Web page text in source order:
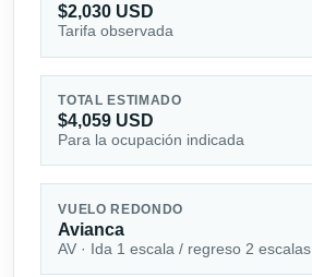
$2,030 USD
Tarifa observada
TOTAL ESTIMADO
$4,059 USD
Para la ocupación indicada
VUELO REDONDO
Avianca
AV · Ida 1 escala / regreso 2 escalas